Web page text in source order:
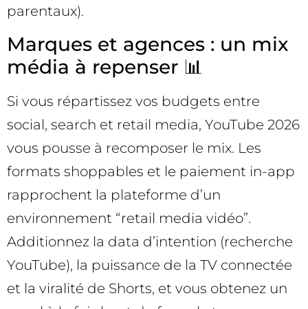
parentaux).
Marques et agences : un mix
média à repenser 📊
Si vous répartissez vos budgets entre
social, search et retail media, YouTube 2026
vous pousse à recomposer le mix. Les
formats shoppables et le paiement in-app
rapprochent la plateforme d’un
environnement “retail media vidéo”.
Additionnez la data d’intention (recherche
YouTube), la puissance de la TV connectée
et la viralité de Shorts, et vous obtenez un